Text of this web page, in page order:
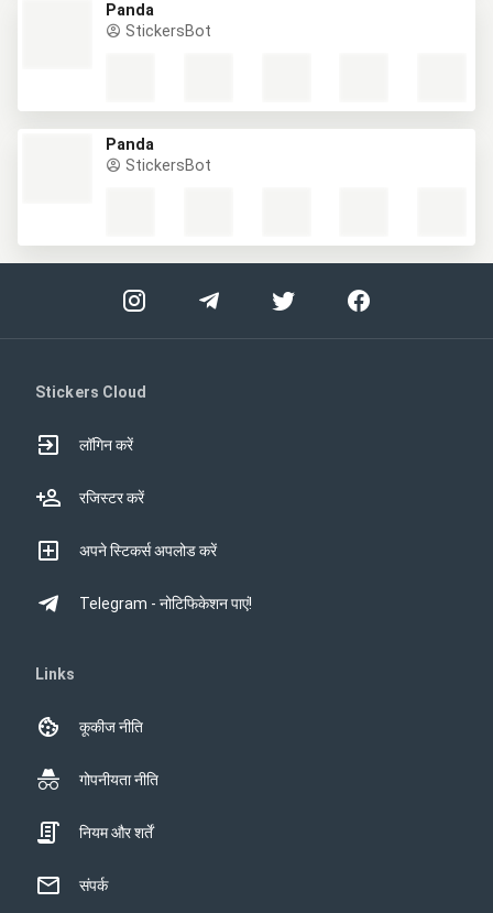
Panda
StickersBot
Panda
StickersBot
Stickers Cloud
लॉगिन करें
रजिस्टर करें
अपने स्टिकर्स अपलोड करें
Telegram - नोटिफिकेशन पाएं!
Links
कूकीज नीति
गोपनीयता नीति
नियम और शर्तें
संपर्क